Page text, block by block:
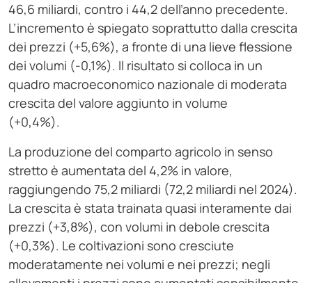
46,6 miliardi, contro i 44,2 dell’anno precedente.
L’incremento è spiegato soprattutto dalla crescita
dei prezzi (+5,6%), a fronte di una lieve flessione
dei volumi (-0,1%). Il risultato si colloca in un
quadro macroeconomico nazionale di moderata
crescita del valore aggiunto in volume
(+0,4%).
La produzione del comparto agricolo in senso
stretto è aumentata del 4,2% in valore,
raggiungendo 75,2 miliardi (72,2 miliardi nel 2024).
La crescita è stata trainata quasi interamente dai
prezzi (+3,8%), con volumi in debole crescita
(+0,3%). Le coltivazioni sono cresciute
moderatamente nei volumi e nei prezzi; negli